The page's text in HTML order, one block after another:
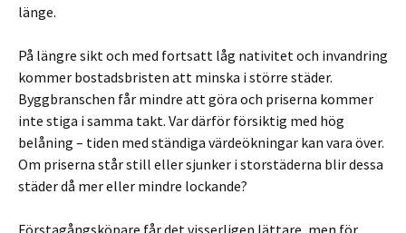
länge.
På längre sikt och med fortsatt låg nativitet och invandring
kommer bostadsbristen att minska i större städer.
Byggbranschen får mindre att göra och priserna kommer
inte stiga i samma takt. Var därför försiktig med hög
belåning – tiden med ständiga värdeökningar kan vara över.
Om priserna står still eller sjunker i storstäderna blir dessa
städer då mer eller mindre lockande?
Förstagångsköpare får det visserligen lättare, men för